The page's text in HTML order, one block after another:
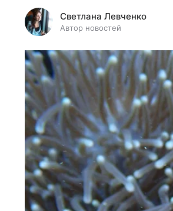
Светлана Левченко
Автор новостей